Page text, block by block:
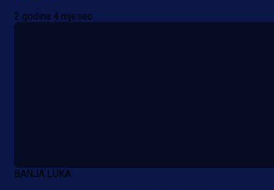
2 godina 4 mjesec
BANJA LUKA